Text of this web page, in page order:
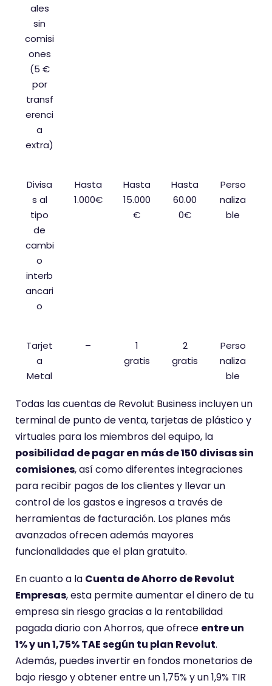
ales
sin
comisi
ones
(5 €
por
transf
erenci
a
extra)
Divisa
s al
tipo
de
cambi
o
interb
ancari
o
Hasta
1.000€
Hasta
15.000
€
Hasta
60.00
0€
Perso
naliza
ble
Tarjet
a
Metal
–
1
gratis
2
gratis
Perso
naliza
ble
Todas las cuentas de Revolut Business incluyen un
terminal de punto de venta, tarjetas de plástico y
virtuales para los miembros del equipo, la
posibilidad de pagar en más de 150 divisas sin
comisiones, así como diferentes integraciones
para recibir pagos de los clientes y llevar un
control de los gastos e ingresos a través de
herramientas de facturación. Los planes más
avanzados ofrecen además mayores
funcionalidades que el plan gratuito.
En cuanto a la Cuenta de Ahorro de Revolut
Empresas, esta permite aumentar el dinero de tu
empresa sin riesgo gracias a la rentabilidad
pagada diario con Ahorros, que ofrece entre un
1% y un 1,75% TAE según tu plan Revolut.
Además, puedes invertir en fondos monetarios de
bajo riesgo y obtener entre un 1,75% y un 1,9% TIR